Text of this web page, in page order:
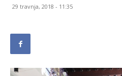
29 travnja, 2018 - 11:35